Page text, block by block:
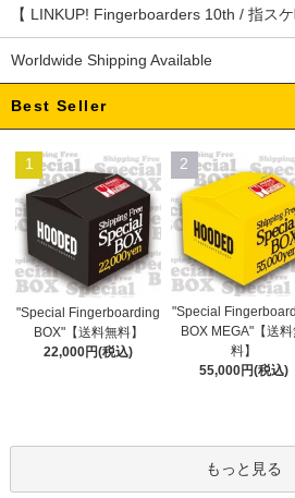
【 LINKUP! Fingerboarders 10th / 指スケ
Worldwide Shipping Available
Best Seller
1
"Special Fingerboarding
BOX"【送料無料】
22,000円(税込)
2
"Special
BOX MEGA"【送
料】
55,000円(税込)
もっと見る